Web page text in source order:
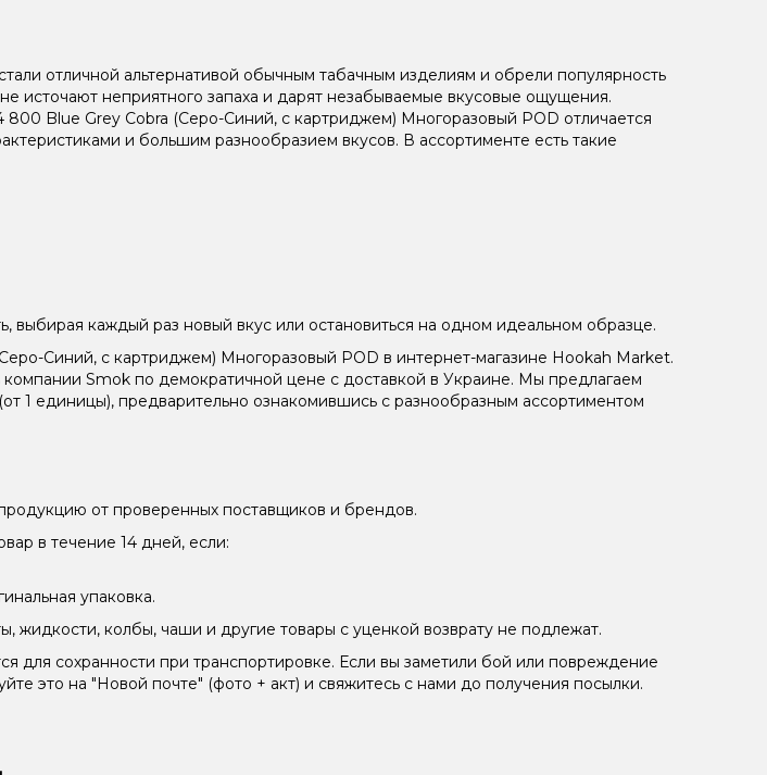
отличной альтернативой обычным табачным изделиям и обрели популярность
источают неприятного запаха и дарят незабываемые вкусовые ощущения.
800 Blue Grey Cobra (Серо-Синий, с картриджем) Многоразовый POD отличается
и большим разнообразием вкусов. В ассортименте есть такие
выбирая каждый раз новый вкус или остановиться на одном идеальном образце.
Синий, с картриджем) Многоразовый POD в интернет-магазине Hookah Market.
Smok по демократичной цене с доставкой в Украине. Мы предлагаем
1 единицы), предварительно ознакомившись с разнообразным ассортиментом
от проверенных поставщиков и брендов.
в течение 14 дней, если:
упаковка.
жидкости, колбы, чаши и другие товары с уценкой возврату не подлежат.
для сохранности при транспортировке. Если вы заметили бой или повреждение
это на "Новой почте" (фото + акт) и свяжитесь с нами до получения посылки.